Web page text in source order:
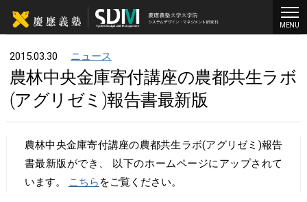
2015.03.30 ニュース
農林中央金庫寄付講座の農都共生ラボ
(アグリゼミ)報告書最新版
農林中央金庫寄付講座の農都共生ラボ(アグリゼミ)報告
書最新版ができ、 以下のホームページにアップされて
います。
こちら をご覧ください。
MENU